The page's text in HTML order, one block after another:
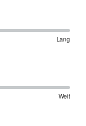
Lang
Weit